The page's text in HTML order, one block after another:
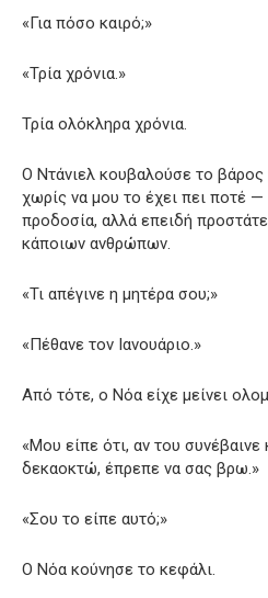
«Για πόσο καιρό;»
«Τρία χρόνια.»
Τρία ολόκληρα χρόνια.
Ο Ντάνιελ κουβαλούσε το βάρος
χωρίς να μου το έχει πει ποτέ —
προδοσία, αλλά επειδή
κάποιων ανθρώπων.
«Τι απέγινε η μητέρα σου;»
«Πέθανε τον Ιανουάριο.»
Από τότε, ο Νόα είχε μείνει
«Μου είπε ότι, αν του συνέβαινε
δεκαοκτώ, έπρεπε να σας βρω.»
«Σου το είπε αυτό;»
Ο Νόα κούνησε το κεφάλι.